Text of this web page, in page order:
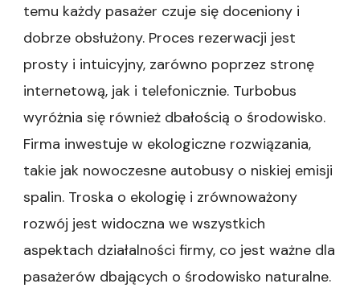
temu każdy pasażer czuje się doceniony i
dobrze obsłużony. Proces rezerwacji jest
prosty i intuicyjny, zarówno poprzez stronę
internetową, jak i telefonicznie. Turbobus
wyróżnia się również dbałością o środowisko.
Firma inwestuje w ekologiczne rozwiązania,
takie jak nowoczesne autobusy o niskiej emisji
spalin. Troska o ekologię i zrównoważony
rozwój jest widoczna we wszystkich
aspektach działalności firmy, co jest ważne dla
pasażerów dbających o środowisko naturalne.